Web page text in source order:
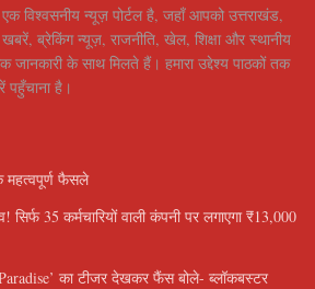
एक विश्वसनीय न्यूज़ पोर्टल है, जहाँ आपको उत्तराखंड,
ब्रेकिंग न्यूज़, राजनीति, खेल, शिक्षा और स्थानीय
के साथ मिलते हैं। हमारा उद्देश्य पाठकों तक
पहुँचाना है।
महत्वपूर्ण फैसले
35 कर्मचारियों वाली कंपनी पर लगाएगा ₹13,000
का टीजर देखकर फैंस बोले- ब्लॉकबस्टर